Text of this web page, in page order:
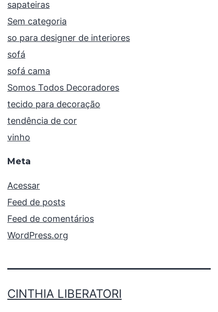
sapateiras
Sem categoria
so para designer de interiores
sofá
sofá cama
Somos Todos Decoradores
tecido para decoração
tendência de cor
vinho
Meta
Acessar
Feed de posts
Feed de comentários
WordPress.org
CINTHIA LIBERATORI